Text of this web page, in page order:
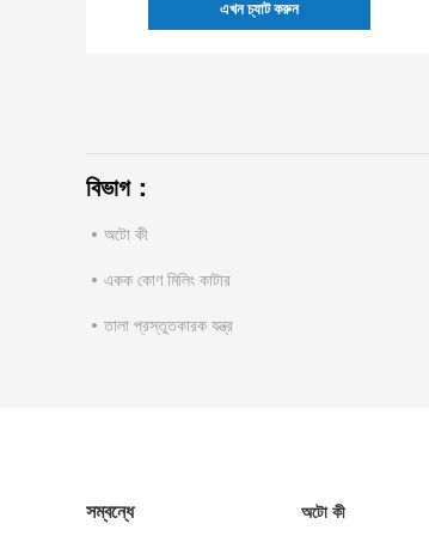
এখন চ্যাট করুন
বিভাগ：
অটো কী
একক কোণ মিলিং কাটার
তালা প্রস্তুতকারক যন্ত্র
সম্বন্ধে অটো কী